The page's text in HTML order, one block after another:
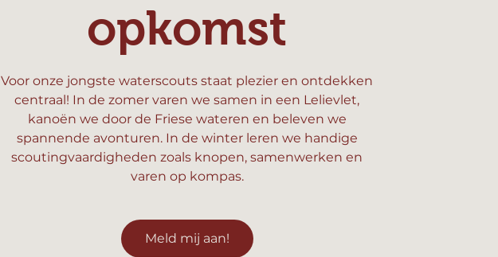
opkomst
Voor onze jongste waterscouts staat plezier en ontdekken
centraal! In de zomer varen we samen in een Lelievlet,
kanoën we door de Friese wateren en beleven we
spannende avonturen. In de winter leren we handige
scoutingvaardigheden zoals knopen, samenwerken en
varen op kompas.
Meld mij aan!